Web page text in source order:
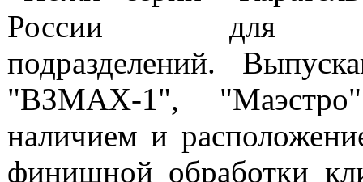
России для
подразделений.
"ВЗМАХ-1",
наличием и
финишной обработки